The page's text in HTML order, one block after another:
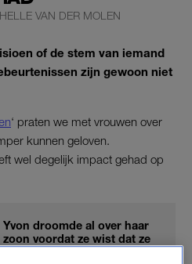
VAN DER MOLEN
of de stem van iemand
zijn gewoon niet
‘ praten we met vrouwen over
kunnen geloven.
wel degelijk impact gehad op
Yvon droomde al over haar
zoon voordat ze wist dat ze
zwanger was